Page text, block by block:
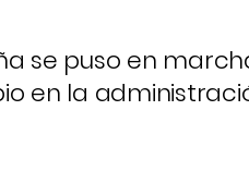
se puso en
en la